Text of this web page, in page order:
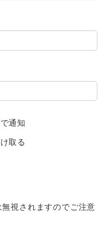
通知
取る
視されますのでご注意